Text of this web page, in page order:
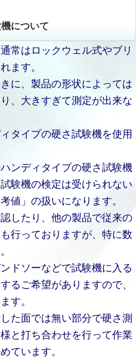
について
常はロックウェル式やブリ
ます。
に、製品の形状によっては
、大きすぎて測定が出来な
タイプの硬さ試験機を使用
ンディタイプの硬さ試験機
験機の検定は受けられない
値」の扱いになります。
したり、他の製品で従来の
行っておりますが、特に数
ドソーなどで試験機に入る
るご希望がありますので、
す。
た面では無い部分で硬さ測
と打ち合わせを行って作業
ています。